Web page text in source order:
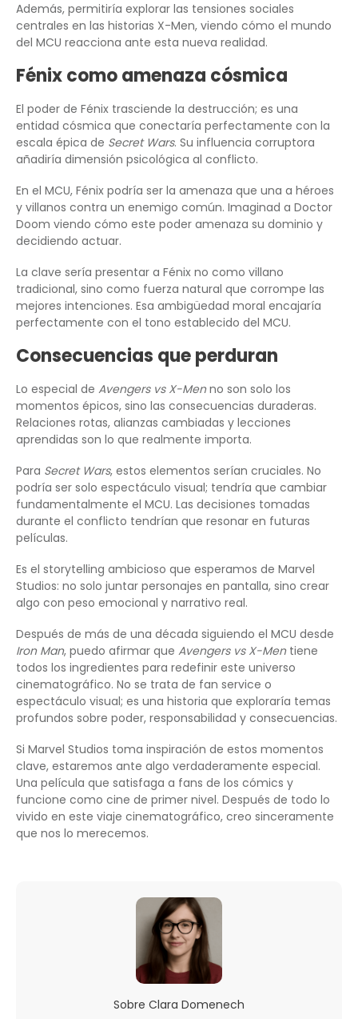
Además, permitiría explorar las tensiones sociales
centrales en las historias X-Men, viendo cómo el mundo
del MCU reacciona ante esta nueva realidad.
Fénix como amenaza cósmica
El poder de Fénix trasciende la destrucción; es una
entidad cósmica que conectaría perfectamente con la
escala épica de Secret Wars. Su influencia corruptora
añadiría dimensión psicológica al conflicto.
En el MCU, Fénix podría ser la amenaza que una a héroes
y villanos contra un enemigo común. Imaginad a Doctor
Doom viendo cómo este poder amenaza su dominio y
decidiendo actuar.
La clave sería presentar a Fénix no como villano
tradicional, sino como fuerza natural que corrompe las
mejores intenciones. Esa ambigüedad moral encajaría
perfectamente con el tono establecido del MCU.
Consecuencias que perduran
Lo especial de Avengers vs X-Menno son solo los
momentos épicos, sino las consecuencias duraderas.
Relaciones rotas, alianzas cambiadas y lecciones
aprendidas son lo que realmente importa.
Para Secret Wars, estos elementos serían cruciales. No
podría ser solo espectáculo visual; tendría que cambiar
fundamentalmente el MCU. Las decisiones tomadas
durante el conflicto tendrían que resonar en futuras
películas.
Es el storytelling ambicioso que esperamos de Marvel
Studios: no solo juntar personajes en pantalla, sino crear
algo con peso emocional y narrativo real.
Después de más de una década siguiendo el MCU desde
Iron Man, puedo afirmar que Avengers vs X-Mentiene
todos los ingredientes para redefinir este universo
cinematográfico. No se trata de fan service o
espectáculo visual; es una historia que exploraría temas
profundos sobre poder, responsabilidad y consecuencias.
Si Marvel Studios toma inspiración de estos momentos
clave, estaremos ante algo verdaderamente especial.
Una película que satisfaga a fans de los cómics y
funcione como cine de primer nivel. Después de todo lo
vivido en este viaje cinematográfico, creo sinceramente
que nos lo merecemos.
Sobre Clara Domenech